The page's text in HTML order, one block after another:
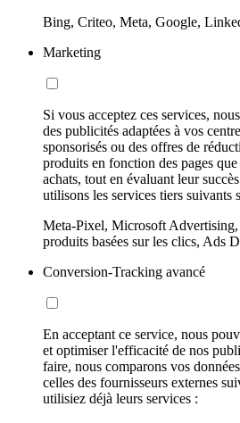
Bing, Criteo, Meta, Google,
Marketing
Si vous acceptez ces services,
des publicités adaptées à vos
sponsorisés ou des offres de
produits en fonction des pages
achats, tout en évaluant leur
utilisons les services tiers suivants
Meta-Pixel, Microsoft Advertising,
produits basées sur les clics, Ads
Conversion-Tracking avancé
En acceptant ce service, nous
et optimiser l'efficacité de nos
faire, nous comparons vos
celles des fournisseurs externes
utilisiez déjà leurs services :